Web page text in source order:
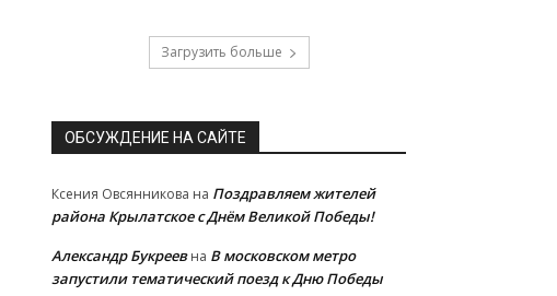
Загрузить больше
ОБСУЖДЕНИЕ НА САЙТЕ
Ксения Овсянникова на Поздравляем жителей
района Крылатское с Днём Великой Победы!
Александр Букреевна В московском метро
запустили тематический поезд к Дню Победы